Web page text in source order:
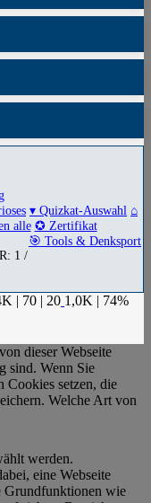
▾ Quizkat-Auswahl ⌂
alle ✪ Zertifikat
🎯 Tools & Denksport
R: 1 /
| 70 | 20 1,0K | 74%
dieser Webseite
sind. Wenn Sie
Cookies setzen, die
Welche Art von
werden.
eine Webseite
Grundfunktionen wie